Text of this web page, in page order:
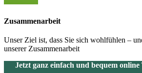
Zusammenarbeit
Unser Ziel ist, dass Sie sich wohlfühlen –
unserer Zusammenarbeit
Jetzt ganz einfach und bequem